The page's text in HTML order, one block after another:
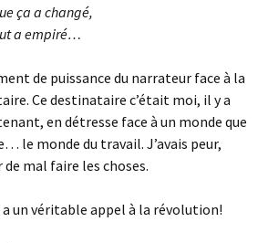
ça a changé,
a empiré…
de puissance du narrateur face à la
Ce destinataire c’était moi, il y a
en détresse face à un monde que
le monde du travail. J’avais peur,
mal faire les choses.
un véritable appel à la révolution!